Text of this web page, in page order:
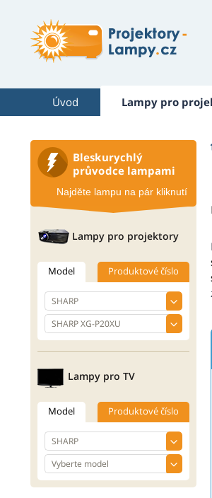
Úvod Lampy pro
Bleskurychlý
průvodce lampami
Najděte lampu na pár kliknutí
Lampy pro projektory
Model Produktové číslo
Lampy pro TV
Model Produktové číslo